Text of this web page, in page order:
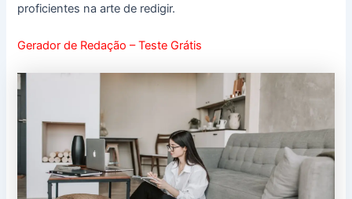
proficientes na arte de redigir.
Gerador de Redação – Teste Grátis